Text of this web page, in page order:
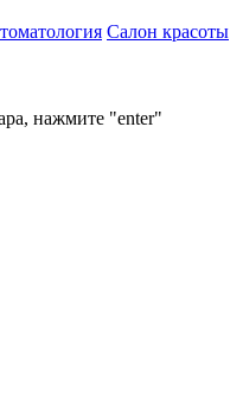
Салон красоты
нажмите "enter"